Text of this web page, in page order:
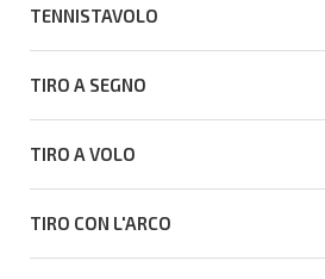
TENNISTAVOLO
TIRO A SEGNO
TIRO A VOLO
TIRO CON L'ARCO